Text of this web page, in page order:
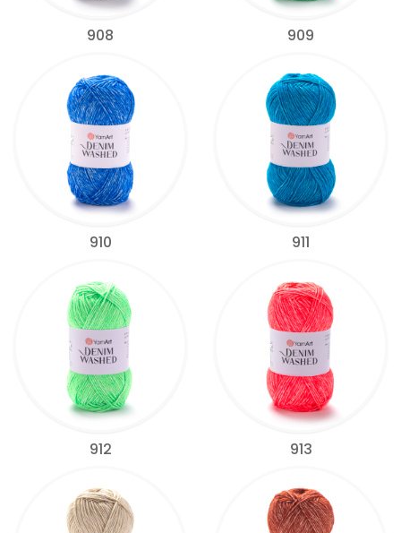
908 909
910 911
912 913